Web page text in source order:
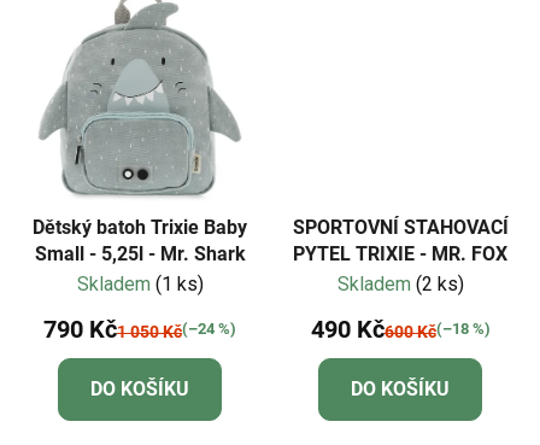
Dětský batoh Trixie Baby
Small - 5,25l - Mr. Shark
Skladem (1 ks)
790 Kč1 050 Kč(–24 %)
DO KOŠÍKU
SPORTOVNÍ STAHOVACÍ
PYTEL TRIXIE - MR. FOX
Skladem (2 ks)
490 Kč600 Kč(–18 %)
DO KOŠÍKU